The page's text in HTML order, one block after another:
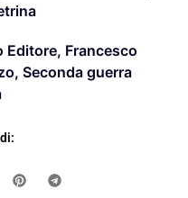
Editore, Francesco
, Seconda guerra